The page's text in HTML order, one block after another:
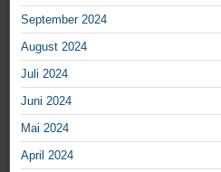
September 2024
August 2024
Juli 2024
Juni 2024
Mai 2024
April 2024